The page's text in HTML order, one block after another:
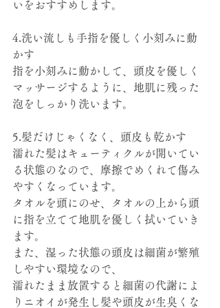
いをおすすめします。
4.洗い流しも手指を優しく小刻みに動
かす
指を小刻みに動かして、頭皮を優しく
マッサージするように、地肌に残った
泡をしっかり洗います。
5.髪だけじゃくなく、頭皮も乾かす
濡れた髪はキューティクルが開いてい
る状態のなので、摩擦でめくれて傷み
やすくなっています。
タオルを頭にのせ、タオルの上から頭
に指を立てて地肌を優しく拭いていき
ます。
また、湿った状態の頭皮は細菌が繁殖
しやすい環境なので、
濡れたまま放置すると細菌の代謝によ
りニオイが発生し髪や頭皮が生臭くな